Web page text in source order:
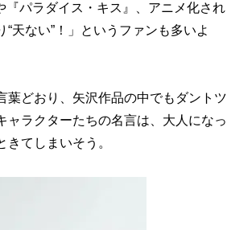
パラダイス・キス』、アニメ化され
天ない”！」というファンも多いよ
どおり、矢沢作品の中でもダントツ
ラクターたちの名言は、大人になっ
てしまいそう。